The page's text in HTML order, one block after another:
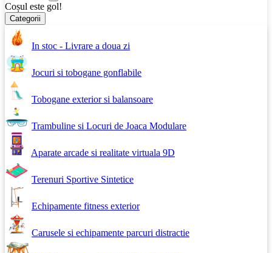
Coșul este gol!
Categorii
In stoc - Livrare a doua zi
Jocuri si tobogane gonflabile
Tobogane exterior si balansoare
Trambuline si Locuri de Joaca Modulare
Aparate arcade si realitate virtuala 9D
Terenuri Sportive Sintetice
Echipamente fitness exterior
Carusele si echipamente parcuri distractie